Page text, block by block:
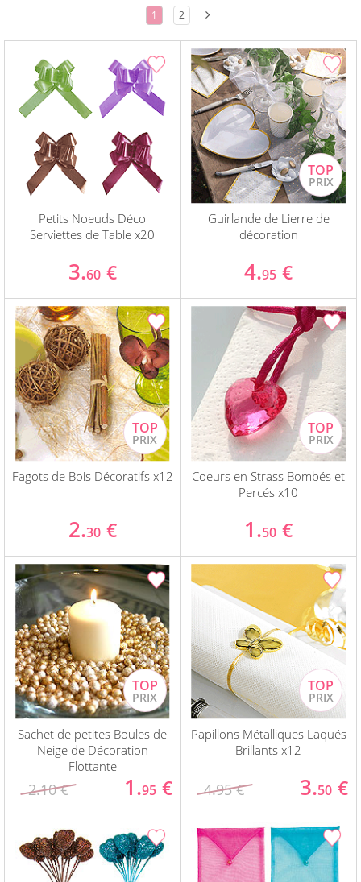
1 2
Petits Noeuds Déco
Serviettes de Table x20
3.60 €
Guirlande de Lierre de
décoration
4.95 €
Fagots de Bois Décoratifs x12
2.30 €
Coeurs en Strass Bombés et
Percés x10
1.50 €
Sachet de petites Boules de
Neige de Décoration
Flottante
2.10 € 1.95 €
Papillons Métalliques Laqués
Brillants x12
4.95 € 3.50 €